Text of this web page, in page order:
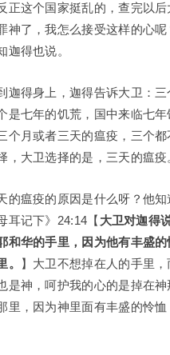
正这个国家挺乱的，查完以后
神了，我怎么接受这样的心
迦得也说。
迦得身上，迦得告诉大卫：
是七年的饥荒，国中来临七
个月或者三天的瘟疫，三个
，大卫选择的是，三天的瘟疫
的瘟疫的原因是什么呀？他
耳记下》24:14【 大卫对迦得
和华的手里，因为他有丰盛
。
】大卫不想掉在人的手里
是神，呵护我的心的是掉在
里，因为神里面有丰盛的怜